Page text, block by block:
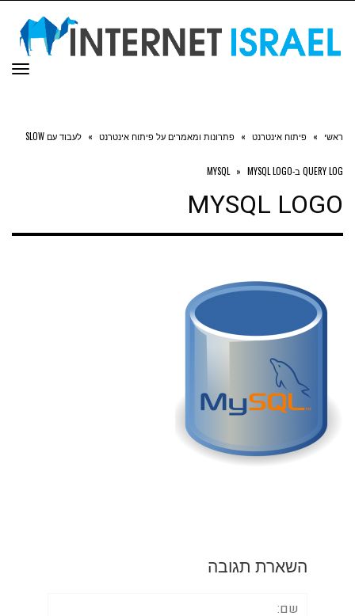
ראשי » פיתוח אינטרנט » פתרונות ומאמרים על פיתוח אינטרנט » לעבוד עם SLOW
QUERY LOG ב-MYSQL » MYSQL LOGO
MYSQL LOGO
השארת תגובה